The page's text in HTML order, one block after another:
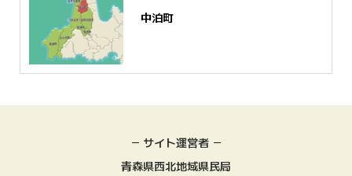
中泊町
－ サイト運営者 －
青森県西北地域県民局